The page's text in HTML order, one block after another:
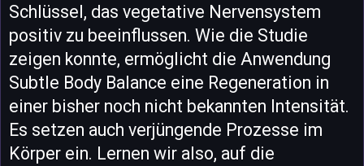
Schlüssel, das vegetative Nervensystem
positiv zu beeinflussen. Wie die Studie
zeigen konnte, ermöglicht die Anwendung
Subtle Body Balance eine Regeneration in
einer bisher noch nicht bekannten Intensität.
Es setzen auch verjüngende Prozesse im
Körper ein. Lernen wir also, auf die